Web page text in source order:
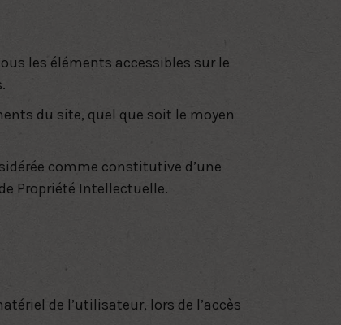
les éléments accessibles sur le
du site, quel que soit le moyen
comme constitutive d’une
Propriété Intellectuelle.
de l’utilisateur, lors de l’accès